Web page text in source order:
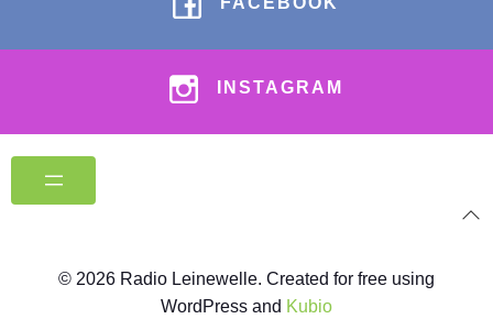
INSTAGRAM
© 2026 Radio Leinewelle. Created for free using
WordPress and Kubio